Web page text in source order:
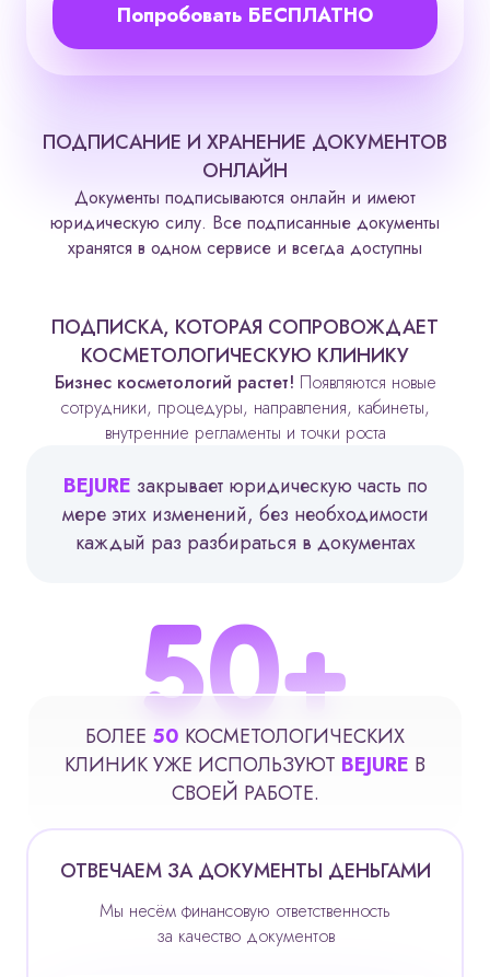
Попробовать БЕСПЛАТНО
ПОДПИСАНИЕ И ХРАНЕНИЕ ДОКУМЕНТОВ
ОНЛАЙН
Документы подписываются онлайн и имеют
юридическую силу. Все подписанные документы
хранятся в одном сервисе и всегда доступны
ПОДПИСКА, КОТОРАЯ СОПРОВОЖДАЕТ
КОСМЕТОЛОГИЧЕСКУЮ КЛИНИКУ
Бизнес косметологий растет! Появляются новые
сотрудники, процедуры, направления, кабинеты,
внутренние регламенты и точки роста
BEJURE закрывает юридическую часть по
мере этих изменений, без необходимости
каждый раз разбираться в документах
50+
БОЛЕЕ 50 КОСМЕТОЛОГИЧЕСКИХ
КЛИНИКУЖЕ ИСПОЛЬЗУЮТ BEJURE В
СВОЕЙ РАБОТЕ.
ОТВЕЧАЕМ ЗА ДОКУМЕНТЫ ДЕНЬГАМИ
Мы несём финансовую ответственность
за качество документов